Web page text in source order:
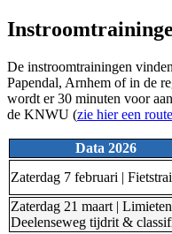
De instroomtrainingen
Papendal, Arnhem of in de
wordt er 30 minuten voor
de KNWU (zie hier een
Data 2026
Zaterdag 7 februari |
Zaterdag 21 maart |
Deelenseweg tijdrit &